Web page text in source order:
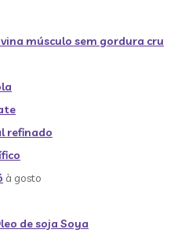
músculo sem gordura cru
refinado
à gosto
de soja Soya